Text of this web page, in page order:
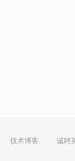
技术博客 诚聘